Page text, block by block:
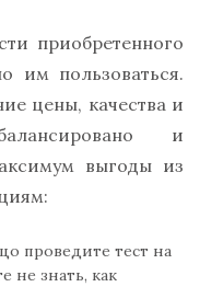
приобретенного
им пользоваться.
цены, качества и
и
выгоды из
проведите тест на
не знать, как